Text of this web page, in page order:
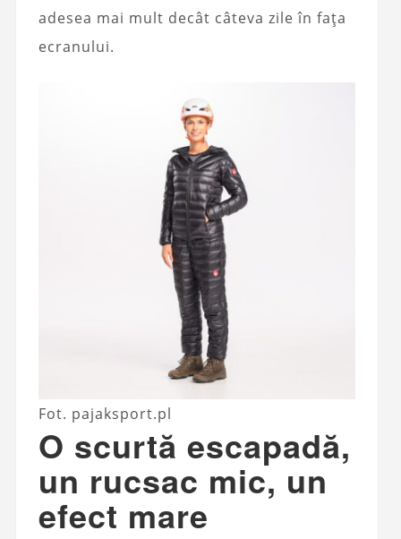
adesea mai mult decât câteva zile în fața
ecranului.
Fot. pajaksport.pl
O scurtă escapadă,
un rucsac mic, un
efect mare